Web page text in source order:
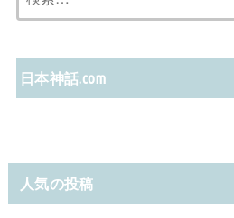
索:
日本神話.com
人気の投稿